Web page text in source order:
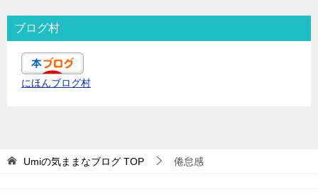
ブログ村
にほんブログ村
Umiの気ままなブログ TOP 倦怠感